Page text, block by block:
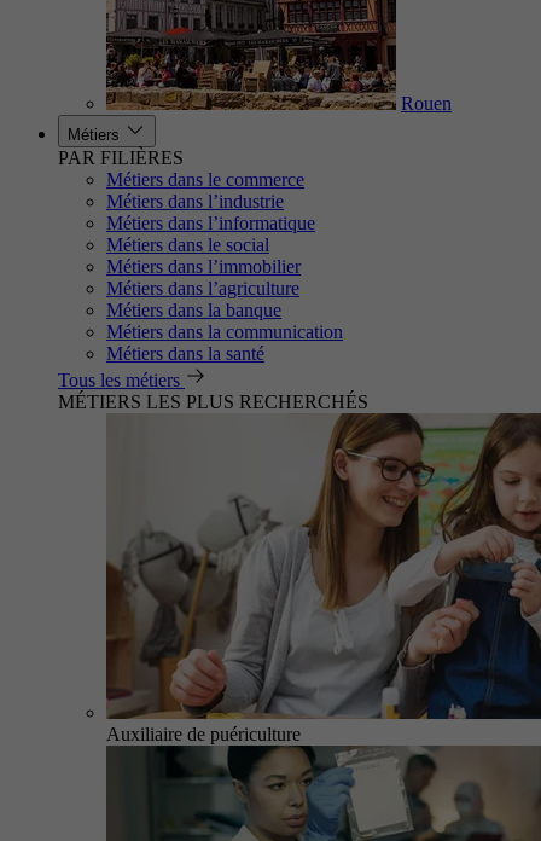
Rouen
Métiers
PAR FILIÈRES
Métiers dans le commerce
Métiers dans l’industrie
Métiers dans l’informatique
Métiers dans le social
Métiers dans l’immobilier
Métiers dans l’agriculture
Métiers dans la banque
Métiers dans la communication
Métiers dans la santé
Tous les métiers
MÉTIERS LES PLUS RECHERCHÉS
Auxiliaire de puériculture